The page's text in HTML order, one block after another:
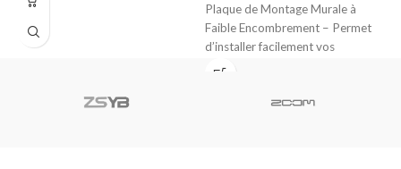
Plaque de Montage Murale à
Faible Encombrement – Permet
d’installer facilement vos
équipements à une distance de